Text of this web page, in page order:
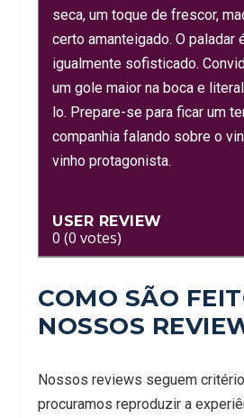
seca, um toque de frescor,
certo amanteigado. O paladar
igualmente sofisticado.
um gole maior na boca e
lo. Prepare-se para ficar um
companhia falando sobre o
vinho protagonista.
USER REVIEW
0 (0 votes)
COMO SÃO
NOSSOS
Nossos reviews seguem
procuramos reproduzir a